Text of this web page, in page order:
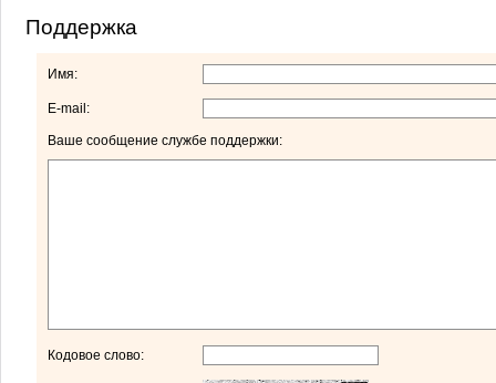
Поддержка
Имя:
E-mail:
Ваше сообщение службе поддержки:
Кодовое слово: